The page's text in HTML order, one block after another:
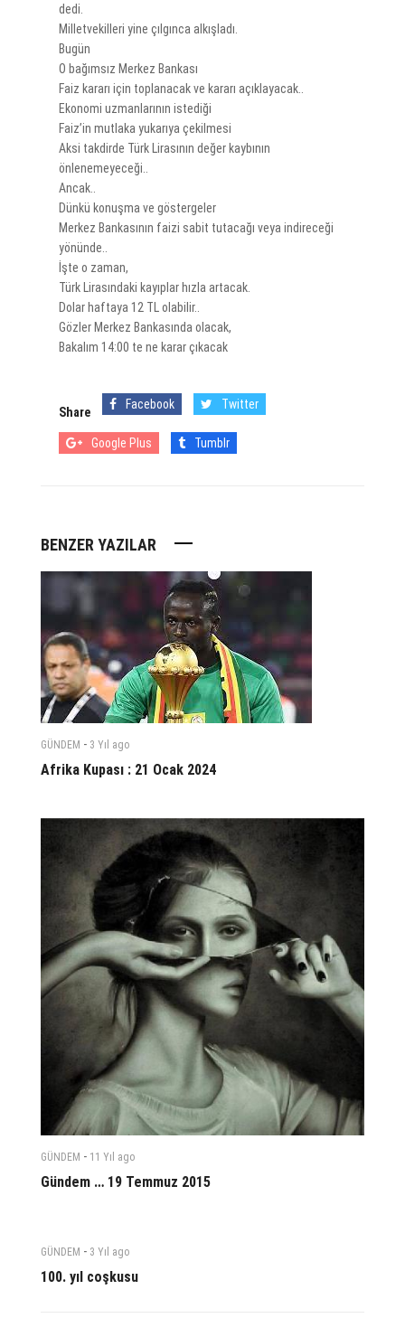
dedi.
Milletvekilleri yine çılgınca alkışladı.
Bugün
O bağımsız Merkez Bankası
Faiz kararı için toplanacak ve kararı açıklayacak..
Ekonomi uzmanlarının istediği
Faiz’in mutlaka yukarıya çekilmesi
Aksi takdirde Türk Lirasının değer kaybının
önlenemeyeceği..
Ancak..
Dünkü konuşma ve göstergeler
Merkez Bankasının faizi sabit tutacağı veya indireceği
yönünde..
İşte o zaman,
Türk Lirasındaki kayıplar hızla artacak.
Dolar haftaya 12 TL olabilir..
Gözler Merkez Bankasında olacak,
Bakalım 14:00 te ne karar çıkacak
Share
Facebook Twitter
Google Plus Tumblr
BENZER YAZILAR
GÜNDEM - 3 Yıl ago
Afrika Kupası : 21 Ocak 2024
GÜNDEM - 11 Yıl ago
Gündem … 19 Temmuz 2015
GÜNDEM - 3 Yıl ago
100. yıl coşkusu